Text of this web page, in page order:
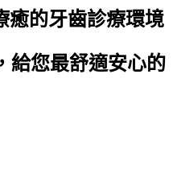
癒的牙齒診療環境
給您最舒適安心的